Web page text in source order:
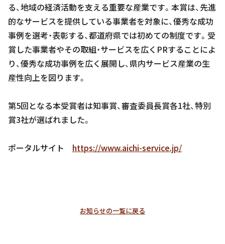
る、地域の経済活動を支える重要な産業です。本賞は、先進
的なサービスを提供している事業者を対象に、優秀な成功
事例を選考・表彰する、都道府県では初めての制度です。受
賞した事業者やその取組・サービスを広くPRすることによ
り、優秀な成功事例を広く展開し、県内サービス産業の生
産性向上を図ります。
第5回となる本受賞者は知事賞、審査委員長賞各1社、特別
賞3社が選ばれました。
ポータルサイト https://www.aichi-service.jp/
お知らせの一覧に戻る